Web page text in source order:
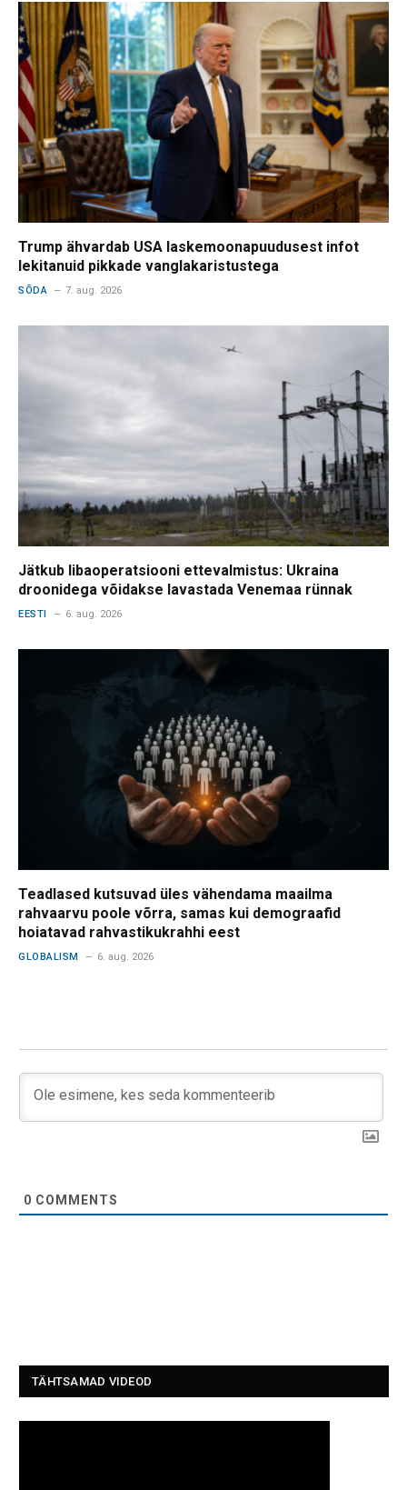
Trump ähvardab USA laskemoonapuudusest infot
lekitanuid pikkade vanglakaristustega
SÕDA 7. aug. 2026
Jätkub libaoperatsiooni ettevalmistus: Ukraina
droonidega võidakse lavastada Venemaa rünnak
EESTI 6. aug. 2026
Teadlased kutsuvad üles vähendama maailma
rahvaarvu poole võrra, samas kui demograafid
hoiatavad rahvastikukrahhi eest
GLOBALISM 6. aug. 2026
0 COMMENTS
TÄHTSAMAD VIDEOD